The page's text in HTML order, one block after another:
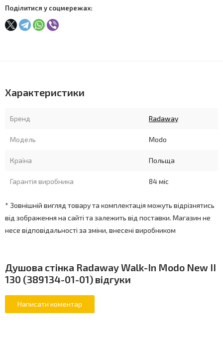
Поділитися у соцмережах:
Характеристики
Бренд Radaway
Модель Modo
Країна Польща
Гарантія виробника 84 міс
* Зовнішній вигляд товару та комплектація можуть відрізнятись
від зображення на сайті та залежить від поставки. Магазин не
несе відповідальності за зміни, внесені виробником
Душова стінка Radaway Walk-In Modo New II
130 (389134-01-01) відгуки